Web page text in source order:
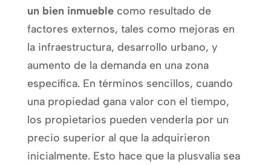
un bien inmueblecomo resultado de
factores externos, tales como mejoras en
la infraestructura, desarrollo urbano, y
aumento de la demanda en una zona
específica. En términos sencillos, cuando
una propiedad gana valor con el tiempo,
los propietarios pueden venderla por un
precio superior al que la adquirieron
inicialmente. Esto hace que la plusvalía sea